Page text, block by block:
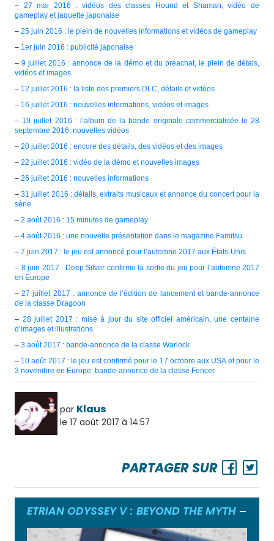
– 27 mai 2016 : vidéos des classes Hound et Shaman, vidéo de
gameplay et jaquette japonaise
– 25 juin 2016 : le plein de nouvelles informations et vidéos de gameplay
– 1er juin 2016 : publicité japonaise
–9 juillet 2016 : annonce de la démo et du préachat, le plein de détais,
vidéos et images
– 12 juillet 2016 : la liste des premiers DLC, détails et vidéos
– 16 juillet 2016 : nouvelles informations, vidéos et images
– 19 juillet 2016 : l’album de la bande originale commercialisée le 28
septembre 2016, nouvelles vidéos
– 20 juillet 2016 : encore des détails, des vidéos et des images
– 22 juillet 2016 : vidéo de la démo et nouvelles images
– 26 juillet 2016 : nouvelles informations
–31 juillet 2016 : détails, extraits musicaux et annonce du concert pour la
série
– 2 août 2016 : 15 minutes de gameplay
– 4 août 2016 : une nouvelle présentation dans le magazine Famitsu
– 7 juin 2017 : le jeu est annoncé pour l’automne 2017 aux États-Unis
– 8 juin 2017 : Deep Silver confirme la sortie du jeu pour l’automne 2017
en Europe
–27 juillet 2017 : annonce de l’édition de lancement et bande-annonce
de la classe Dragoon
– 28 juillet 2017 : mise à jour du site officiel américain, une centaine
d’images et illustrations
– 3 août 2017 : bande-annonce de la classe Warlock
– 10 août 2017 : le jeu est confirmé pour le 17 octobre aux USA et pour le
3 novembre en Europe, bande-annonce de la classe Fencer
par Klaus
le 17 août 2017 à 14:57
PARTAGER SUR
ETRIAN ODYSSEY V : BEYOND THE MYTH